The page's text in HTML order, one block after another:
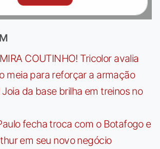
COUTINHO! Tricolor avalia
meia para reforçar a armação
Joia da base brilha em treinos no
fecha troca com o Botafogo e
em seu novo negócio